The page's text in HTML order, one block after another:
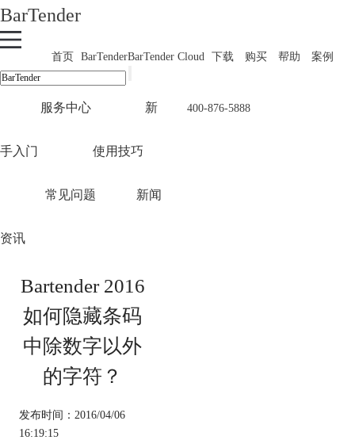
BarTender
首页 BarTenderBarTender Cloud 下载 购买 帮助 案例
400-876-5888
服务中心 新
手入门 使用技巧
常见问题 新闻
资讯
Bartender 2016
如何隐藏条码
中除数字以外
的字符？
发布时间：2016/04/06
16:19:15